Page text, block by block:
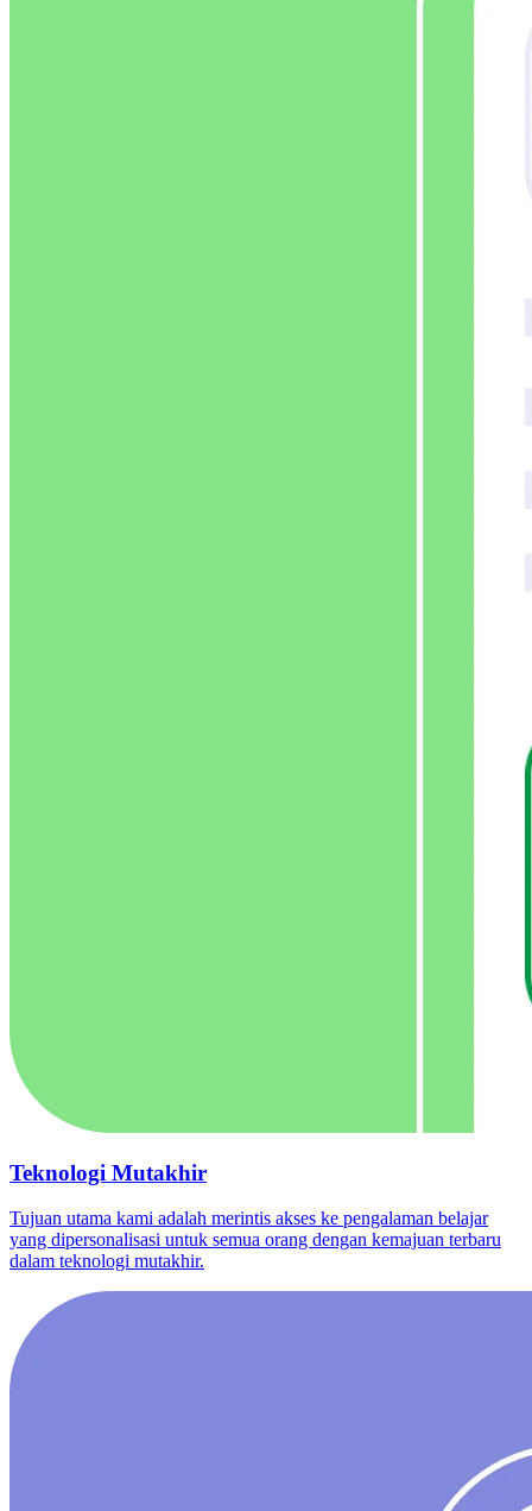
Teknologi Mutakhir
Tujuan utama kami adalah merintis akses ke pengalaman belajar
yang dipersonalisasi untuk semua orang dengan kemajuan terbaru
dalam teknologi mutakhir.